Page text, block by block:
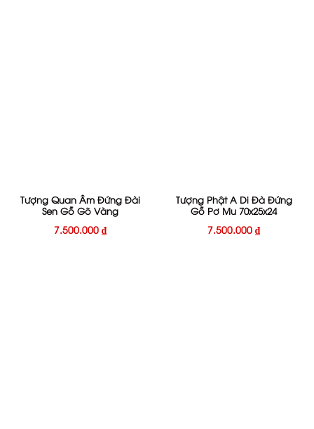
Tượng Quan Âm Đứng Đài
Sen Gỗ Gõ Vàng
7.500.000 ₫
Tượng Phật A Di Đà Đứng
Gỗ Pơ Mu 70x25x24
7.500.000 ₫